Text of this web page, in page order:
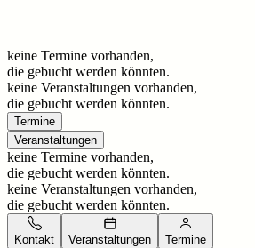
keine Termine vorhanden,
die gebucht werden könnten.
keine Veranstaltungen vorhanden,
die gebucht werden könnten.
Termine
Veranstaltungen
keine Termine vorhanden,
die gebucht werden könnten.
keine Veranstaltungen vorhanden,
die gebucht werden könnten.
Kontakt Veranstaltungen Termine